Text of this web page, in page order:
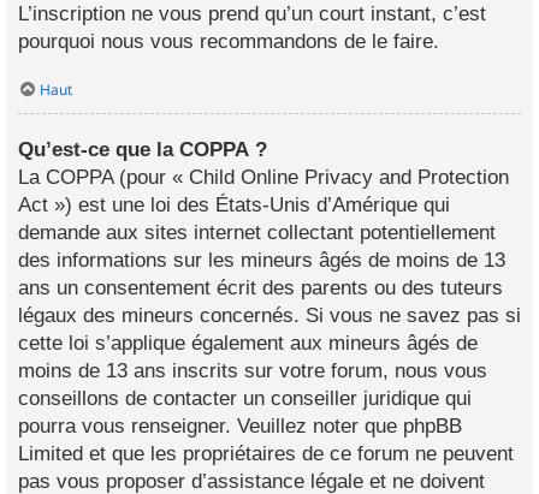
L’inscription ne vous prend qu’un court instant, c’est
pourquoi nous vous recommandons de le faire.
Haut
Qu’est-ce que la COPPA ?
La COPPA (pour « Child Online Privacy and Protection
Act ») est une loi des États-Unis d’Amérique qui
demande aux sites internet collectant potentiellement
des informations sur les mineurs âgés de moins de 13
ans un consentement écrit des parents ou des tuteurs
légaux des mineurs concernés. Si vous ne savez pas si
cette loi s’applique également aux mineurs âgés de
moins de 13 ans inscrits sur votre forum, nous vous
conseillons de contacter un conseiller juridique qui
pourra vous renseigner. Veuillez noter que phpBB
Limited et que les propriétaires de ce forum ne peuvent
pas vous proposer d’assistance légale et ne doivent